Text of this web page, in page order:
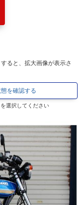
ると、拡大画像が表示さ
を確認する
選択してください